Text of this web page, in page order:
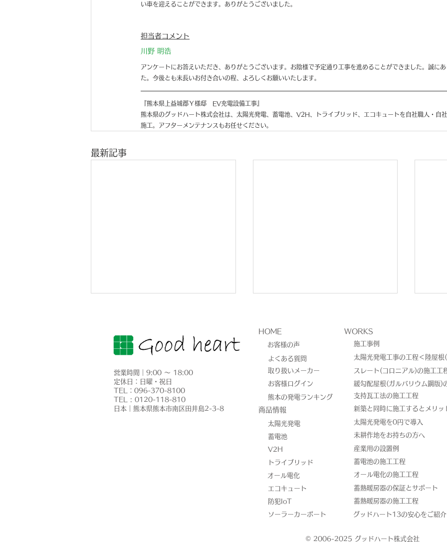
い車を迎えることができます。ありがとうございました。
担当者コメント
川野 明浩
アンケートにお答えいただき、ありがとうございます。お陰様で予定通り工事を進めることができました。誠に
た。今後とも末長いお付き合いの程、よろしくお願いいたします。
『熊本県上益城郡Ｙ様邸　EV充電設備工事
熊本県のグッドハート株式会社は、太陽光発電、蓄電池、V2H、トライブリッド、エコキュートを自社職人・自
施工。アフターメンテナンスもお任せください。
最新記事
熊本県Ｔ様邸 エコキュート
交換工事
熊本県菊池郡Ｔ様邸 エコキ
ュート交換工事
事
営業時間｜9:00 ～ 18:00
定休日：日曜・祝日
​TEL：096-370-8100
TEL : 0120-118-810
​日本｜熊本県熊本市南区田井島2-3-8
HOME
お客様の声
よくある質問
取り扱いメーカー
お客様ログイン
熊本の発電ランキング
​商品情報
太陽光発電
蓄電池
V2H
トライブリッド
オール電化
エコキュート
防犯IoT
ソーラーカーポート
WORKS
施工事例
太陽光発電工事の工程＜陸屋根
スレート(コロニアル)の施工工
緩勾配屋根(ガルバリウム鋼版)
​支持瓦工法の施工工程
新築と同時に施工するとメリッ
太陽光発電を0円で導入
未耕作地をお持ちの方へ
産業用の設置例
蓄電池の施工工程
オール電化の施工工程
蓄熱暖房器の保証とサポート
蓄熱暖房器の施工工程
グッドハート13の安心をご紹
© 2006-2025 グッドハート株式会社